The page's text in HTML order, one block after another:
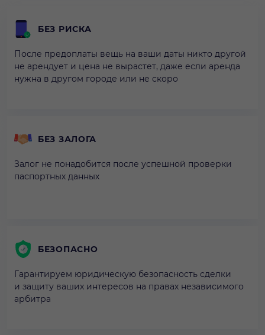
БЕЗ РИСКА
После предоплаты вещь на ваши даты никто другой
не арендует и цена не вырастет, даже если аренда
нужна в другом городе или не скоро
БЕЗ ЗАЛОГА
Залог не понадобится после успешной проверки
паспортных данных
БЕЗОПАСНО
Гарантируем юридическую безопасность сделки
и защиту ваших интересов на правах независимого
арбитра